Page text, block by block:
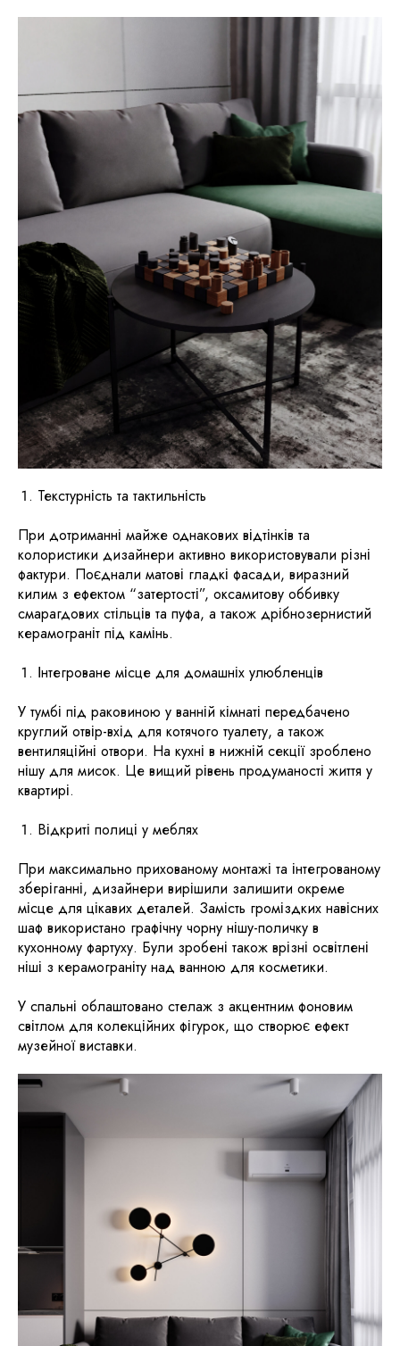
Текстурність та тактильність
При дотриманні майже однакових відтінків та
колористики дизайнери активно використовували різні
фактури. Поєднали матові гладкі фасади, виразний
килим з ефектом “затертості”, оксамитову оббивку
смарагдових стільців та пуфа, а також дрібнозернистий
керамограніт під камінь.
​Інтегроване місце для домашніх улюбленців
​У тумбі під раковиною у ванній кімнаті передбачено
круглий отвір-вхід для котячого туалету, а також
вентиляційні отвори. На кухні в нижній секції зроблено
нішу для мисок. Це вищий рівень продуманості життя у
квартирі.
Відкриті полиці у меблях
При максимально прихованому монтажі та інтегрованому
зберіганні, дизайнери вирішили залишити окреме
місце для цікавих деталей. ​Замість громіздких навісних
шаф використано графічну чорну нішу-поличку в
кухонному фартуху. Були зробені також врізні освітлені
ніші з керамограніту над ванною для косметики.
У спальні облаштовано стелаж з акцентним фоновим
світлом для колекційних фігурок, що створює ефект
музейної виставки.